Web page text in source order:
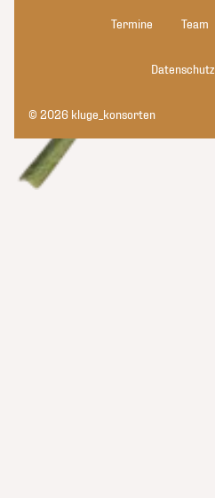
Termine Team
Datenschutz
© 2026 kluge_konsorten